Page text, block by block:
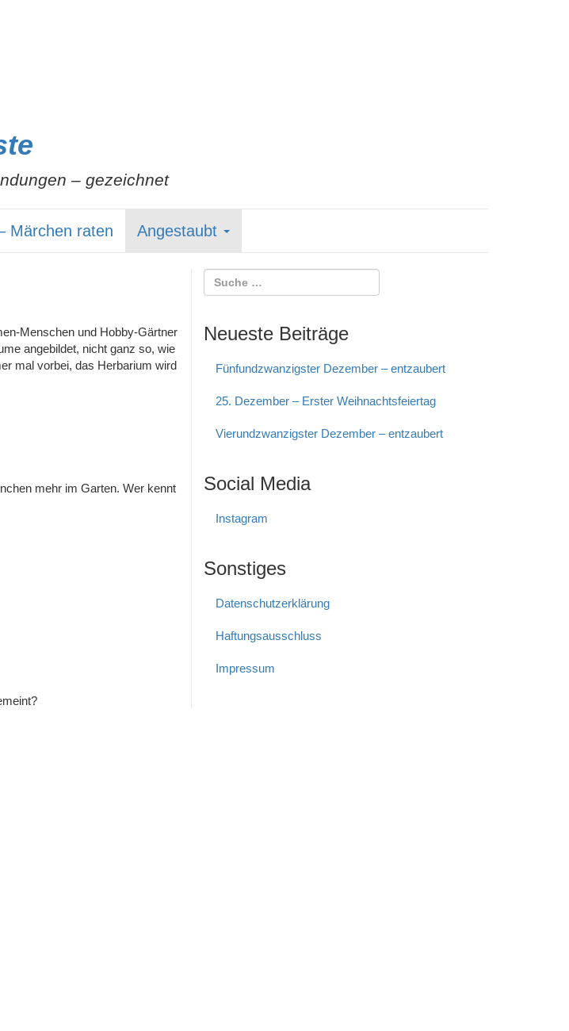
– gezeichnet
Märchen raten Angestaubt
Menschen und Hobby-Gärtner
angebildet, nicht ganz so, wie
mal vorbei, das Herbarium wird
mehr im Garten. Wer kennt
Neueste Beiträge
Fünfundzwanzigster Dezember – entzaubert
25. Dezember – Erster Weihnachtsfeiertag
Vierundzwanzigster Dezember – entzaubert
Social Media
Instagram
Sonstiges
Datenschutzerklärung
Haftungs­ausschluss
Impressum